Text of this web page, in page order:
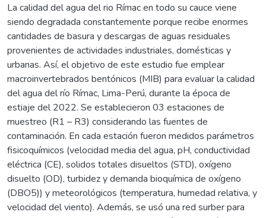
La calidad del agua del rio Rímac en todo su cauce viene
siendo degradada constantemente porque recibe enormes
cantidades de basura y descargas de aguas residuales
provenientes de actividades industriales, domésticas y
urbanas. Así, el objetivo de este estudio fue emplear
macroinvertebrados bentónicos (MIB) para evaluar la calidad
del agua del río Rímac, Lima-Perú, durante la época de
estiaje del 2022. Se establecieron 03 estaciones de
muestreo (R1 – R3) considerando las fuentes de
contaminación. En cada estación fueron medidos parámetros
fisicoquímicos (velocidad media del agua, pH, conductividad
eléctrica (CE), solidos totales disueltos (STD), oxígeno
disuelto (OD), turbidez y demanda bioquímica de oxígeno
(DBO5)) y meteorológicos (temperatura, humedad relativa, y
velocidad del viento). Además, se usó una red surber para